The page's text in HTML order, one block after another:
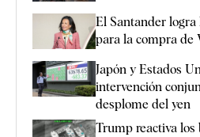
El Santander logra
para la compra de
Japón y Estados
intervención
desplome del yen
Trump reactiva